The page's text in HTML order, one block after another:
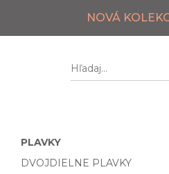
NOVÁ
PLAVKY
DVOJDIELNE PLAVKY